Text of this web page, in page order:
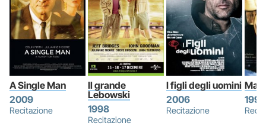
A Single Man
2009
Recitazione
Il grande
Lebowski
1998
Recitazione
I figli degli uomini
2006
Recitazione
1999